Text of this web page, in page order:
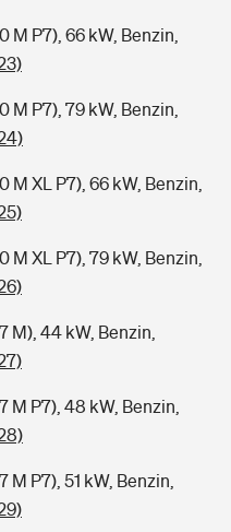
M P7), 66 kW, Benzin,
M P7), 79 kW, Benzin,
M XL P7), 66 kW, Benzin,
M XL P7), 79 kW, Benzin,
M), 44 kW, Benzin,
M P7), 48 kW, Benzin,
M P7), 51 kW, Benzin,